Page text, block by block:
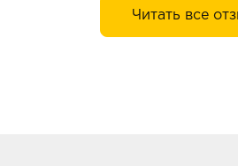
Читать все